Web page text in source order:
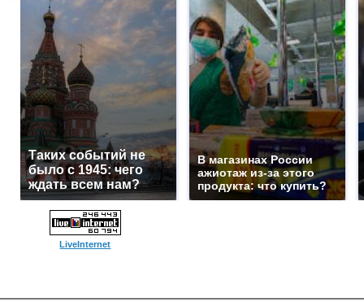
Таких событий не
было с 1945: чего
ждать всем нам?
В магазинах России
ажиотаж из-за этого
продукта: что купить?
LiveInternet